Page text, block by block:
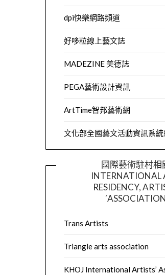
dpi快樂網路頻道
好哆粒線上藝文誌
MADEZINE 美德誌
PEGA藝術設計資訊
ArtTime智邦藝術網
文化部全國藝文活動資訊系統
國際藝術駐村相
INTERNATIONAL
RESIDENCY,
´ASSOCIATION
Trans Artists
Triangle arts association
KHOJ International Artists’